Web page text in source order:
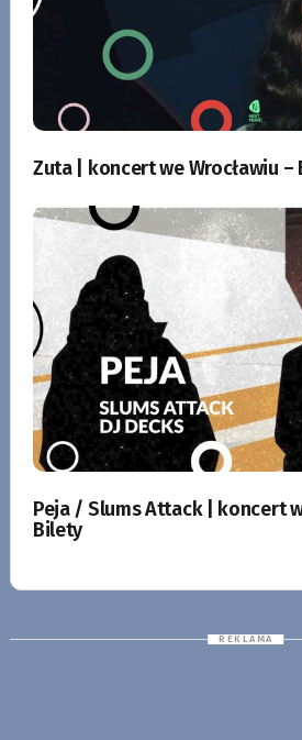
Zuta | koncert we Wrocławiu –
Peja / Slums Attack | koncert
Bilety